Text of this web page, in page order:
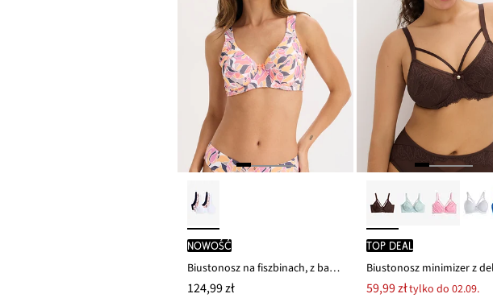
nowość
Biustonosz na fiszbinach, z bawełną (3 szt.)
124,99 zł
TOP DEAL
59,99 złtylko do 02.09.